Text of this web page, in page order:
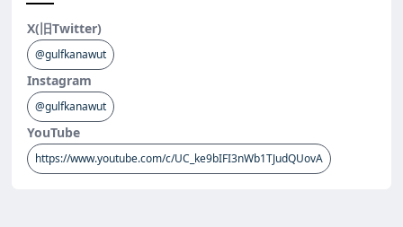
X(旧Twitter)
@gulfkanawut
Instagram
@gulfkanawut
YouTube
https://www.youtube.com/c/UC_ke9bIFI3nWb1TJudQUovA